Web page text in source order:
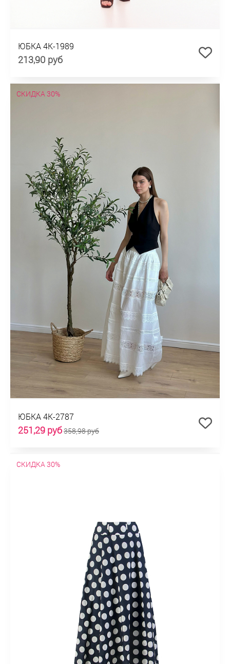
ЮБКА 4К-1989
213,90 руб
СКИДКА 30%
ЮБКА 4К-2787
251,29 руб358,98 руб
СКИДКА 30%